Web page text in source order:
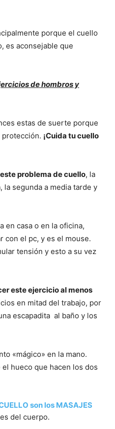
porque el cuello
es aconsejable que
de hombros y
estas de suerte porque
protección. ¡Cuida tu cuello
problema de cuello, la
la segunda a media tarde y
en casa o en la oficina,
con el pc, y es el mouse.
tensión y esto a su vez
este ejercicio al menos
en mitad del trabajo, por
escapadita al baño y los
«mágico» en la mano.
hueco que hacen los dos
son los MASAJES
del cuerpo.